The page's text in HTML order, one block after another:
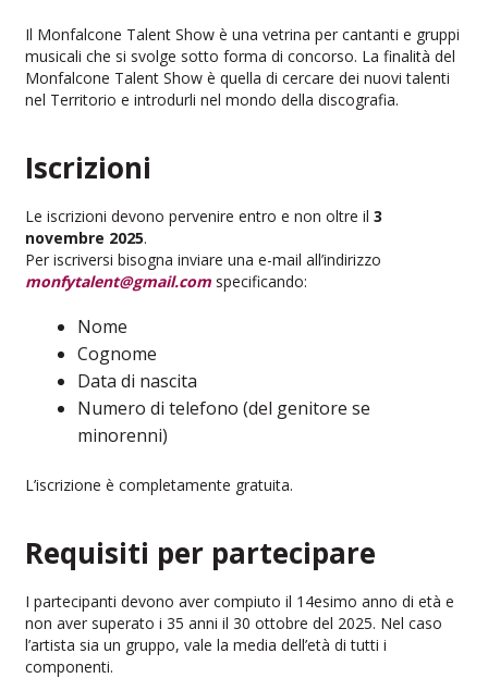
Il Monfalcone Talent Show è una vetrina per cantanti e gruppi
musicali che si svolge sotto forma di concorso. La finalità del
Monfalcone Talent Show è quella di cercare dei nuovi talenti
nel Territorio e introdurli nel mondo della discografia.
Iscrizioni
Le iscrizioni devono pervenire entro e non oltre il 3
novembre 2025.
Per iscriversi bisogna inviare una e-mail all’indirizzo
monfytalent@gmail.comspecificando:
Nome
Cognome
Data di nascita
Numero di telefono (del genitore se
minorenni)
L’iscrizione è completamente gratuita.
Requisiti per partecipare
I partecipanti devono aver compiuto il 14esimo anno di età e
non aver superato i 35 anni il 30 ottobre del 2025. Nel caso
l’artista sia un gruppo, vale la media dell’età di tutti i
componenti.